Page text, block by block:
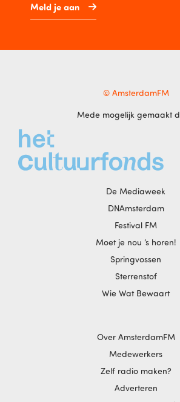
Meld je aan
© AmsterdamFM
Mede mogelijk gemaakt
De Mediaweek
DNAmsterdam
Festival FM
Moet je nou ‘s horen!
Springvossen
Sterrenstof
Wie Wat Bewaart
Over AmsterdamFM
Medewerkers
Zelf radio maken?
Adverteren